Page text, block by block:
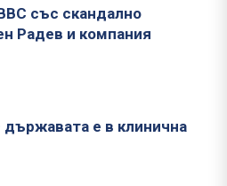
със скандално
Радев и компания
е в клинична